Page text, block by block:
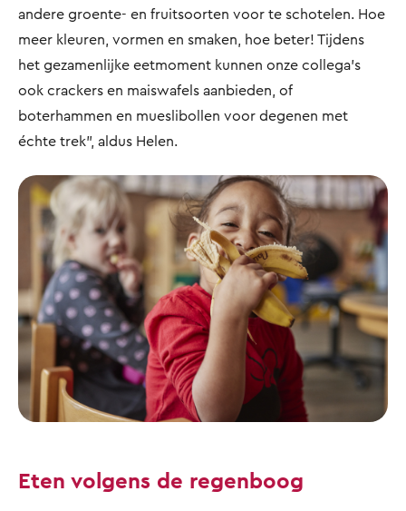
andere groente- en fruitsoorten voor te schotelen. Hoe
meer kleuren, vormen en smaken, hoe beter! Tijdens
het gezamenlijke eetmoment kunnen onze collega’s
ook crackers en maiswafels aanbieden, of
boterhammen en mueslibollen voor degenen met
échte trek”, aldus Helen.
Eten volgens de regenboog